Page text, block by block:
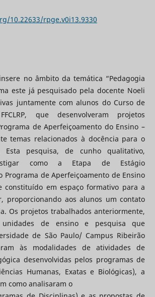
10.22633/rpge.v0i13.9330
no âmbito da temática “Pedagogia
este já pesquisado pela docente Noeli
juntamente com alunos do Curso de
que desenvolveram projetos
de Aperfeiçoamento do Ensino –
temas relacionados à docência para o
Esta pesquisa, de cunho qualitativo,
como a Etapa de Estágio
Programa de Aperfeiçoamento de Ensino
constituído em espaço formativo para a
proporcionando aos alunos um contato
Os projetos trabalhados anteriormente,
de ensino e pesquisa que
de São Paulo/ Campus Ribeirão
às modalidades de atividades de
desenvolvidas pelos programas de
Humanas, Exatas e Biológicas), a
como analisaram o